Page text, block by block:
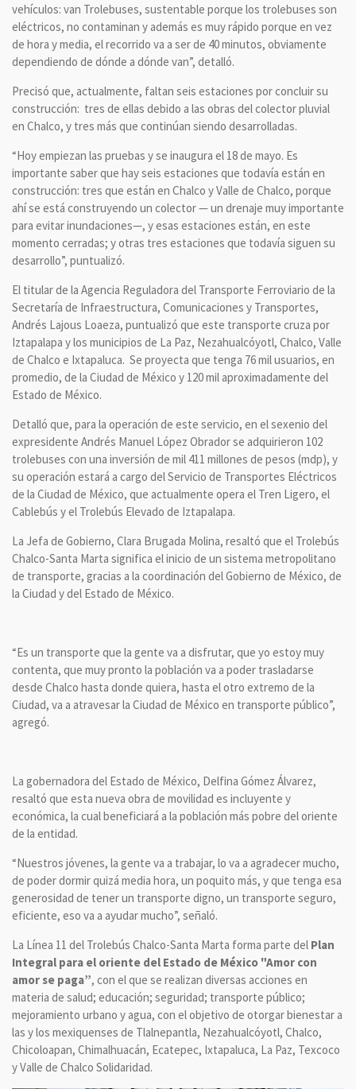
vehículos: van Trolebuses, sustentable porque los trolebuses son
eléctricos, no contaminan y además es muy rápido porque en vez
de hora y media, el recorrido va a ser de 40 minutos, obviamente
dependiendo de dónde a dónde van”, detalló.
Precisó que, actualmente, faltan seis estaciones por concluir su
construcción: tres de ellas debido a las obras del colector pluvial
en Chalco, y tres más que continúan siendo desarrolladas.
“Hoy empiezan las pruebas y se inaugura el 18 de mayo. Es
importante saber que hay seis estaciones que todavía están en
construcción: tres que están en Chalco y Valle de Chalco, porque
ahí se está construyendo un colector — un drenaje muy importante
para evitar inundaciones—, y esas estaciones están, en este
momento cerradas; y otras tres estaciones que todavía siguen su
desarrollo”, puntualizó.
El titular de la Agencia Reguladora del Transporte Ferroviario de la
Secretaría de Infraestructura, Comunicaciones y Transportes,
Andrés Lajous Loaeza, puntualizó que este transporte cruza por
Iztapalapa y los municipios de La Paz, Nezahualcóyotl, Chalco, Valle
de Chalco e Ixtapaluca. Se proyecta que tenga 76 mil usuarios, en
promedio, de la Ciudad de México y 120 mil aproximadamente del
Estado de México.
Detalló que, para la operación de este servicio, en el sexenio del
expresidente Andrés Manuel López Obrador se adquirieron 102
trolebuses con una inversión de mil 411 millones de pesos (mdp), y
su operación estará a cargo del Servicio de Transportes Eléctricos
de la Ciudad de México, que actualmente opera el Tren Ligero, el
Cablebús y el Trolebús Elevado de Iztapalapa.
La Jefa de Gobierno, Clara Brugada Molina, resaltó que el Trolebús
Chalco-Santa Marta significa el inicio de un sistema metropolitano
de transporte, gracias a la coordinación del Gobierno de México, de
la Ciudad y del Estado de México.
“Es un transporte que la gente va a disfrutar, que yo estoy muy
contenta, que muy pronto la población va a poder trasladarse
desde Chalco hasta donde quiera, hasta el otro extremo de la
Ciudad, va a atravesar la Ciudad de México en transporte público”,
agregó.
La gobernadora del Estado de México, Delfina Gómez Álvarez,
resaltó que esta nueva obra de movilidad es incluyente y
económica, la cual beneficiará a la población más pobre del oriente
de la entidad.
“Nuestros jóvenes, la gente va a trabajar, lo va a agradecer mucho,
de poder dormir quizá media hora, un poquito más, y que tenga esa
generosidad de tener un transporte digno, un transporte seguro,
eficiente, eso va a ayudar mucho”, señaló.
La Línea 11 del Trolebús Chalco-Santa Marta forma parte del Plan
Integral para el oriente del Estado de México "Amor con
amor se paga”, con el que se realizan diversas acciones en
materia de salud; educación; seguridad; transporte público;
mejoramiento urbano y agua, con el objetivo de otorgar bienestar a
las y los mexiquenses de Tlalnepantla, Nezahualcóyotl, Chalco,
Chicoloapan, Chimalhuacán, Ecatepec, Ixtapaluca, La Paz, Texcoco
y Valle de Chalco Solidaridad.